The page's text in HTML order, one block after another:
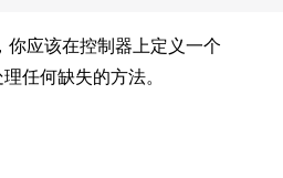
应该在控制器上定义一个
任何缺失的方法。